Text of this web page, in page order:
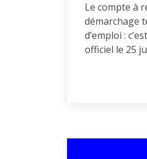
Le compte à
démarchage
d’emploi :
officiel le 25